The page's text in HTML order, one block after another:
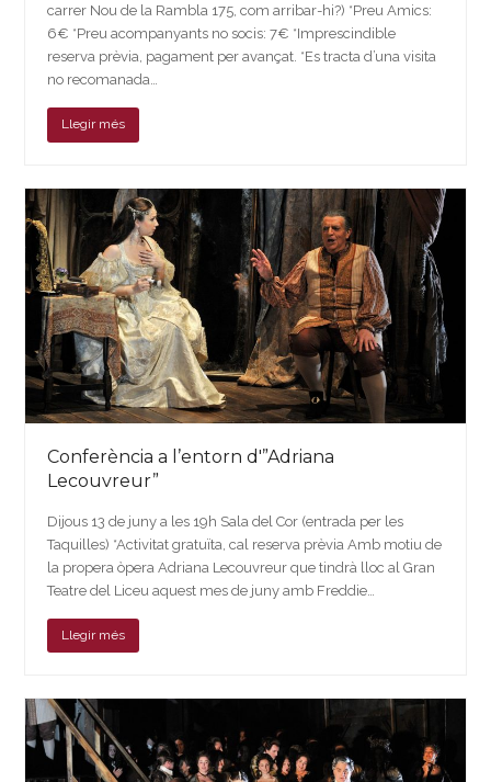
carrer Nou de la Rambla 175, com arribar-hi?) *Preu Amics:
6€ *Preu acompanyants no socis: 7€ *Imprescindible
reserva prèvia, pagament per avançat. *Es tracta d’una visita
no recomanada…
Llegir més
Conferència a l’entorn d'”Adriana
Lecouvreur”
Dijous 13 de juny a les 19h Sala del Cor (entrada per les
Taquilles) *Activitat gratuïta, cal reserva prèvia Amb motiu de
la propera òpera Adriana Lecouvreur que tindrà lloc al Gran
Teatre del Liceu aquest mes de juny amb Freddie…
Llegir més